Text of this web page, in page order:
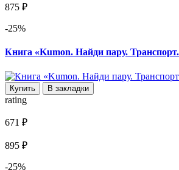
875 ₽
-25%
Книга «Kumon. Найди пару.
Купить В закладки
rating
671 ₽
895 ₽
-25%